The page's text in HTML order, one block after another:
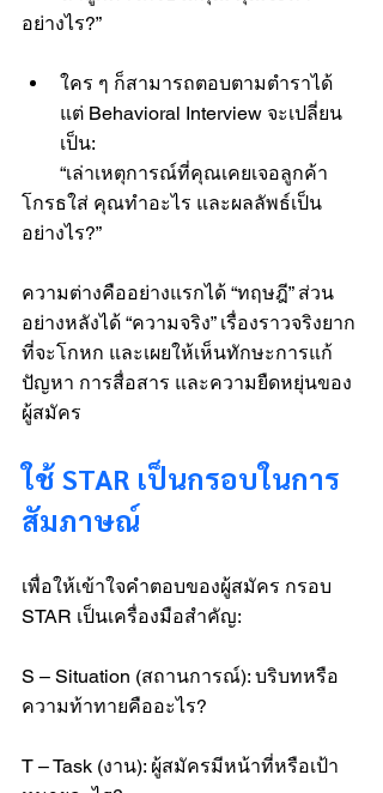
อย่างไร?”
ใคร ๆ ก็สามารถตอบตามตำราได้
แต่ Behavioral Interview จะเปลี่ยน
เป็น:
โกรธใส่ คุณทำอะไร และผลลัพธ์เป็น
อย่างไร?”
ความต่างคืออย่างแรกได้ “ทฤษฎี” ส่วน
อย่างหลังได้ “ความจริง” เรื่องราวจริงยาก
ที่จะโกหก และเผยให้เห็นทักษะการแก้
ปัญหา การสื่อสาร และความยืดหยุ่นของ
ผู้สมัคร
ใช้ STAR เป็นกรอบในการ
สัมภาษณ์
เพื่อให้เข้าใจคำตอบของผู้สมัคร กรอบ
STAR เป็นเครื่องมือสำคัญ:
S – Situation (สถานการณ์): บริบทหรือ
ความท้าทายคืออะไร?
T – Task (งาน): ผู้สมัครมีหน้าที่หรือเป้า